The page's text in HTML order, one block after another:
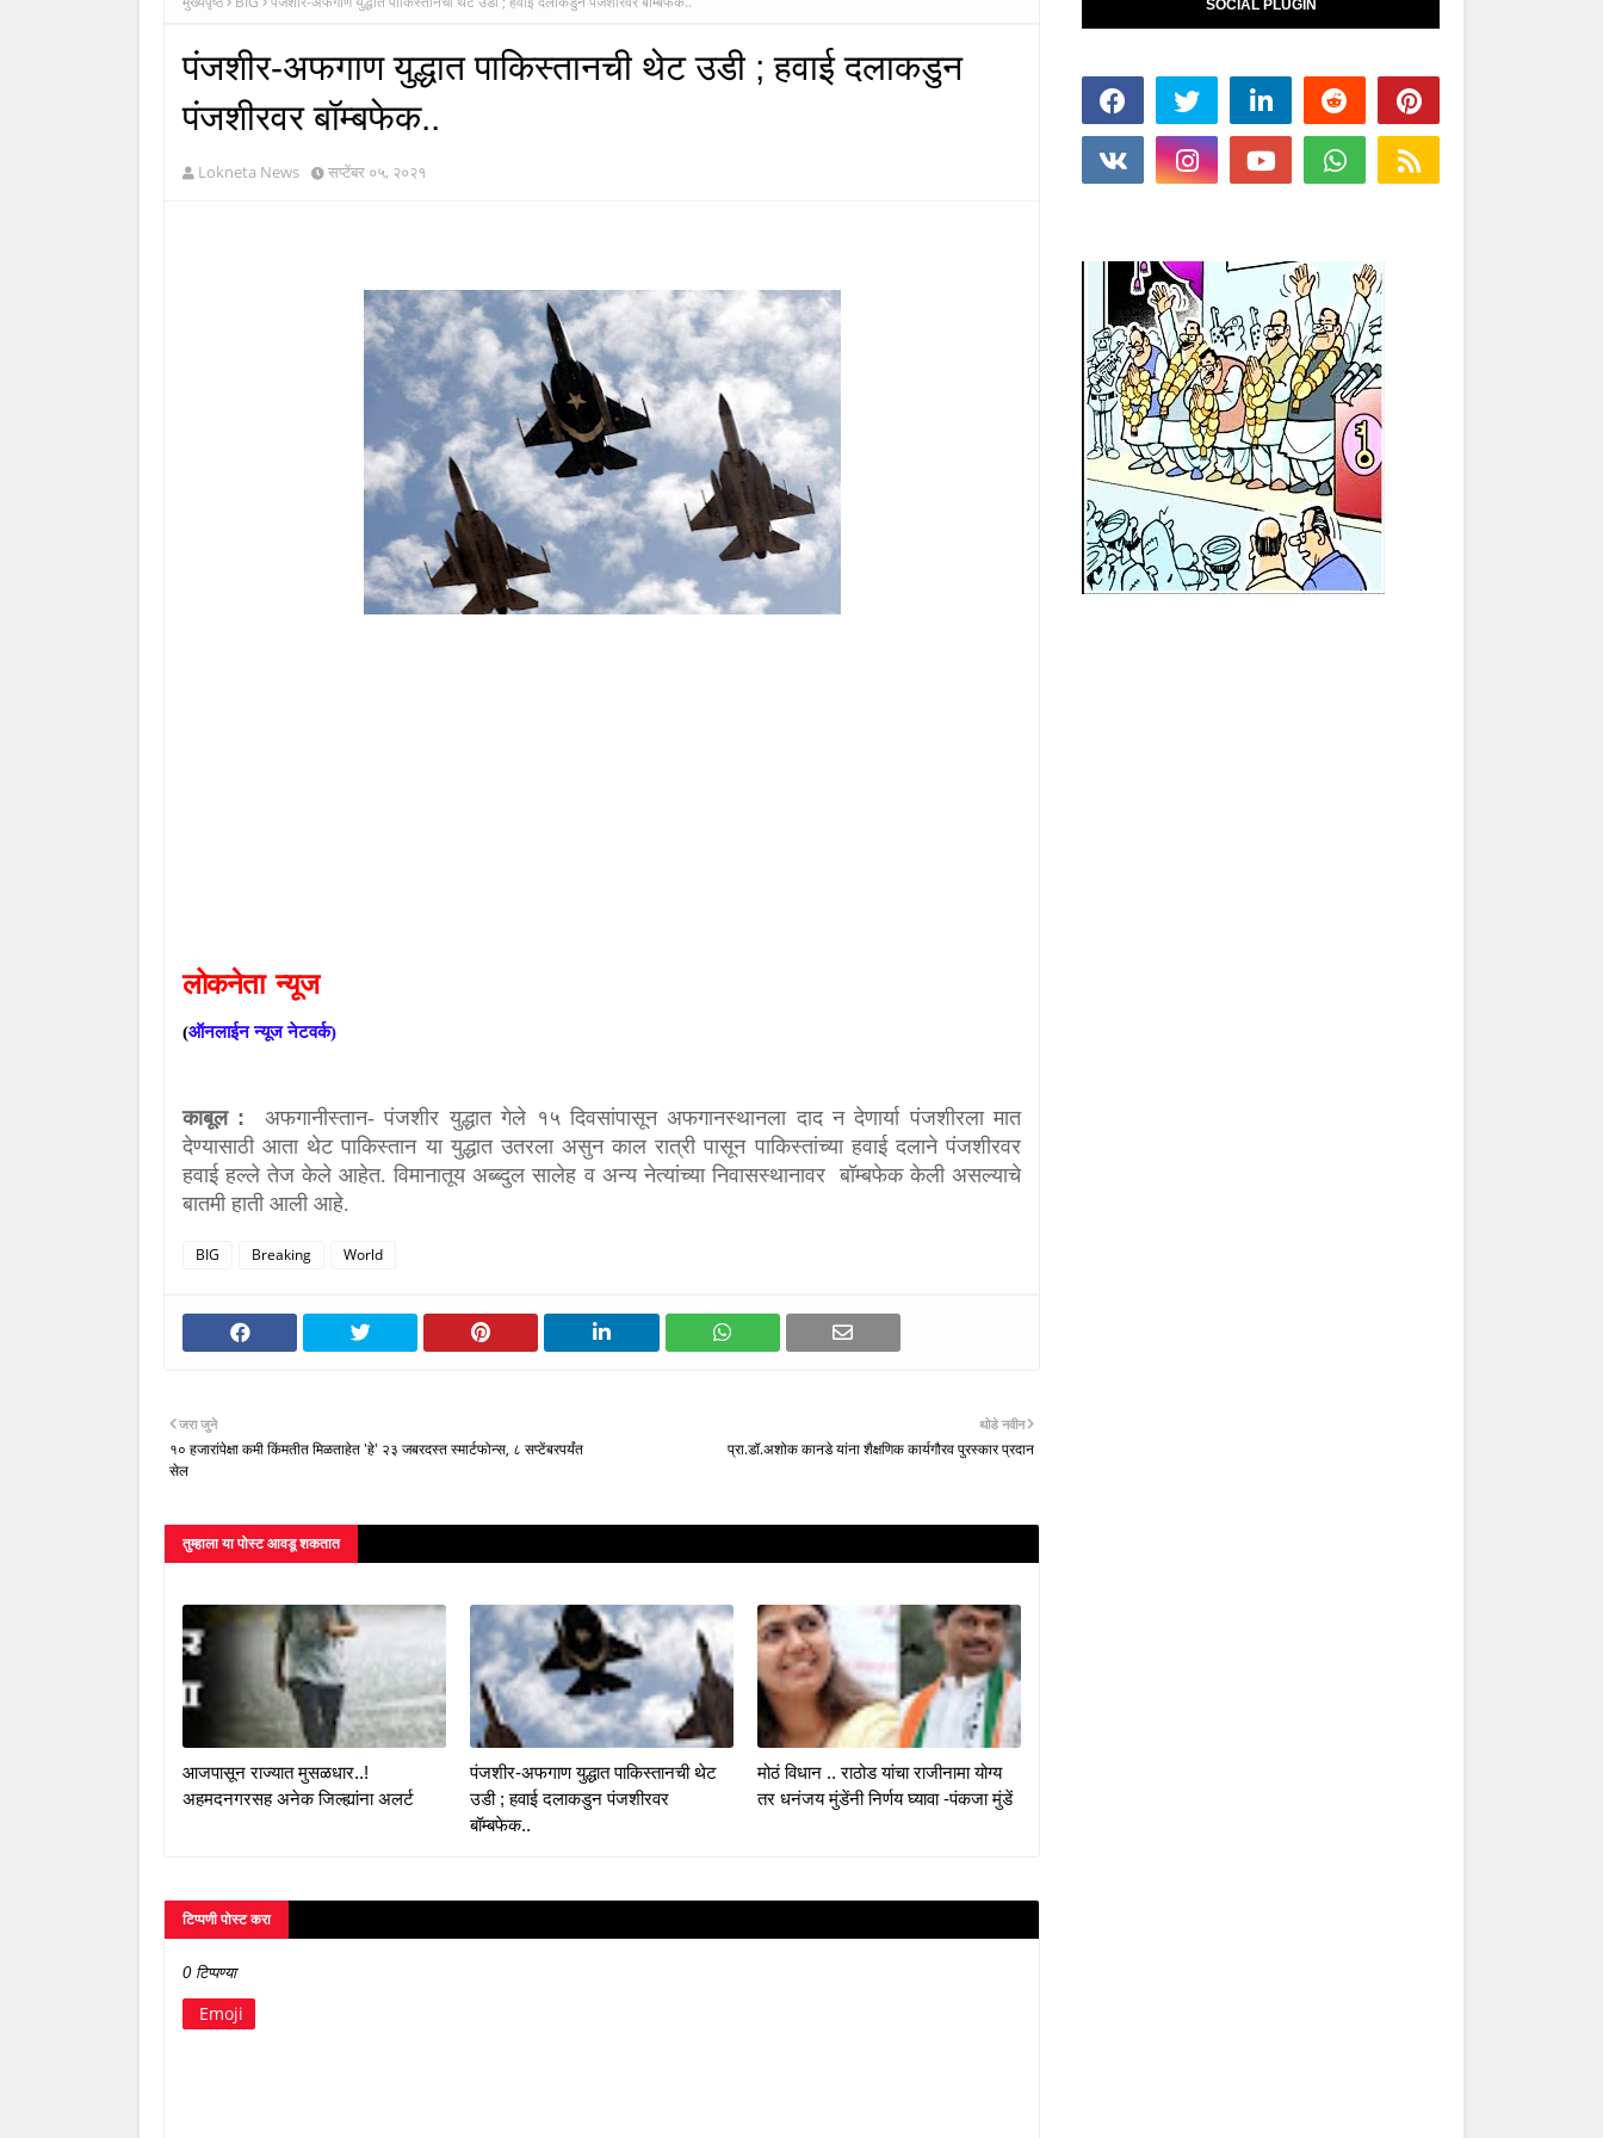
पंजशीर-अफगाण युद्धात पाकिस्तानची थेट उडी ; हवाई दलाकडुन
पंजशीरवर बॉम्बफेक..
Lokneta News सप्टेंबर ०५, २०२१
लोकनेता न्यूज
(ऑनलाईन न्यूज नेटवर्क)
काबूल :
अफगानीस्तान- पंजशीर युद्धात गेले १५ दिवसांपासून अफगानस्थानला दाद न देणार्या पंजशीरला मात
देण्यासाठी आता थेट पाकिस्तान या युद्धात उतरला असुन काल रात्री पासून पाकिस्तांच्या हवाई दलाने पंजशीरवर
हवाई हल्ले तेज केले आहेत. विमानातूय अब्ब्दुल सालेह व अन्य नेत्यांच्या निवासस्थानावर बॉम्बफेक केली असल्याचे
बातमी हाती आली आहे.
BIG Breaking World
थोडे नवीन
प्रा.डॉ.अशोक कानडे यांना शैक्षणिक कार्यगौरव पुरस्कार प्रदान
जरा जुने
१० हजारांपेक्षा कमी किंमतीत मिळताहेत 'हे' २३ जबरदस्त स्मार्टफोन्स, ८ सप्टेंबरपर्यंत
सेल
तुम्‍हाला या पोस्‍ट आवडू शकतात
आजपासून राज्यात मुसळधार..!
अहमदनगरसह अनेक जिल्ह्यांना अलर्ट
पंजशीर-अफगाण युद्धात पाकिस्तानची थेट
उडी ; हवाई दलाकडुन पंजशीरवर
बॉम्बफेक..
मोठं विधान .. राठोड यांचा राजीनामा योग्य
तर धनंजय मुंडेंनी निर्णय घ्यावा -पंकजा मुंडें
टिप्पणी पोस्ट करा
0 टिप्पण्या
Emoji
SOCIAL PLUGIN